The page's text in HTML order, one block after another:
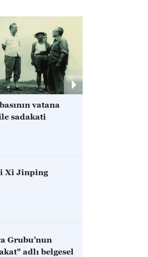
vatana
sadakati
Xi Jinping
Grubu’nun
adlı belgesel